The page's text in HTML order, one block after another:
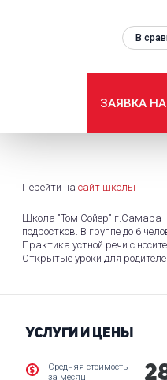
ЗАЯВКА
В
Перейти на сайт школы
Школа "Том Сойер" г.Самара -
подростков. В группе до 6
Практика устной речи с
Открытые уроки для
УСЛУГИ И ЦЕНЫ
Средняя стоимость
за месяц